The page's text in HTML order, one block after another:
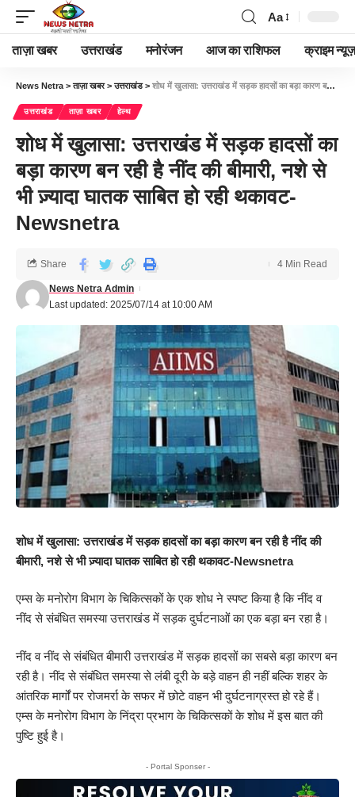
Aa
ताज़ा खबर उत्तराखंड मनोरंजन आज का राशिफल क्राइम न्यूज़
News Netra >ताज़ा खबर>उत्तराखंड> शोध में खुलासा: उत्तराखंड में सड़क हादसों का बड़ा कारण बन रही है नींद की बीमारी, नशे से भी ज़्यादा घातक साबित हो रही थकावट-Newsnetra
उत्तराखंड ताज़ा खबर हेल्थ
शोध में खुलासा: उत्तराखंड में सड़क हादसों का
बड़ा कारण बन रही है नींद की बीमारी, नशे से
भी ज़्यादा घातक साबित हो रही थकावट-
Newsnetra
Last updated: 2025/07/14 at 10:00 AM
News Netra Admin
Share 4 Min Read
शोध में खुलासा: उत्तराखंड में सड़क हादसों का बड़ा कारण बन रही है नींद की
बीमारी, नशे से भी ज़्यादा घातक साबित हो रही थकावट-Newsnetra
एम्स के मनोरोग विभाग के चिकित्सकों के एक शोध ने स्पष्ट किया है कि नींद व
नींद से संबंधित समस्या उत्तराखंड में सड़क दुर्घटनाओं का एक बड़ा बन रहा है।
नींद व नींद से संबंधित बीमारी उत्तराखंड में सड़क हादसों का सबसे बड़ा कारण बन
रही है। नींद से संबंधित समस्या से लंबी दूरी के बड़े वाहन ही नहीं बल्कि शहर के
आंतरिक मार्गों पर रोजमर्रा के सफर में छोटे वाहन भी दुर्घटनाग्रस्त हो रहे हैं।
एम्स के मनोरोग विभाग के निंद्रा प्रभाग के चिकित्सकों के शोध में इस बात की
पुष्टि हुई है।
- Portal Sponser -